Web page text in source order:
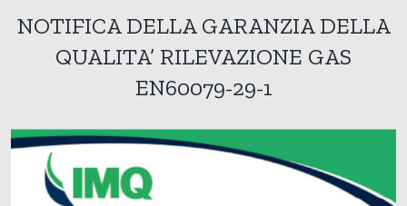
NOTIFICA DELLA GARANZIA DELLA
QUALITA’ RILEVAZIONE GAS
EN60079-29-1